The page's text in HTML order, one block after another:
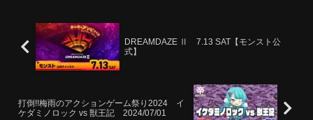
DREAMDAZE Ⅱ 7.13 SAT【モンスト公
式】
打倒!!梅雨のアクションゲーム祭り2024 イ
ケダミノロック vs 獣王記 2024/07/01